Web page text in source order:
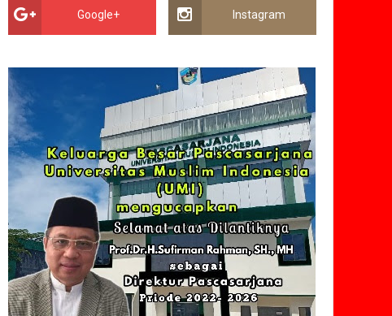
Google+ Instagram